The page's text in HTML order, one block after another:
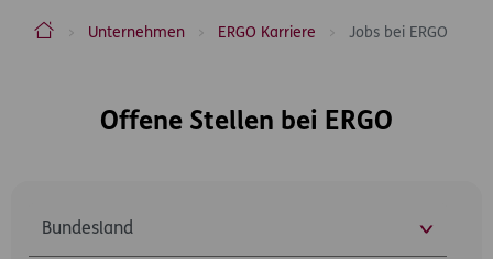
ERGO Versicherung Aktiengesellschaft
Unternehmen ERGO Karriere Jobs bei ERGO
Offene Stellen bei ERGO